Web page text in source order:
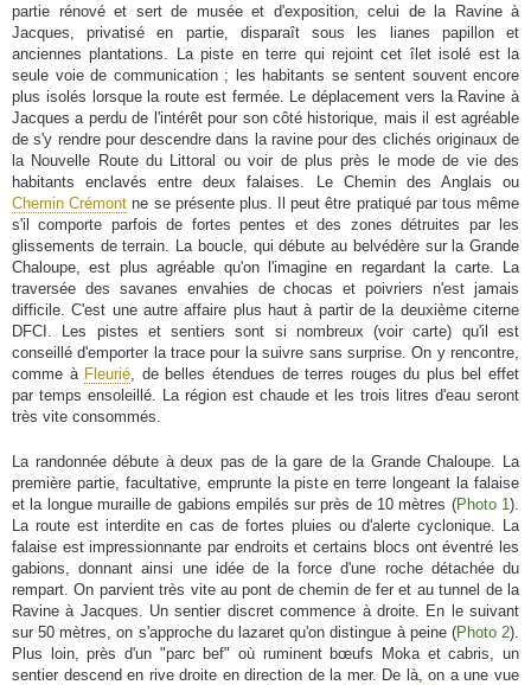
partie rénové et sert de musée et d'exposition, celui de la Ravine à
Jacques, privatisé en partie, disparaît sous les lianes papillon et
anciennes plantations. La piste en terre qui rejoint cet îlet isolé est la
seule voie de communication ; les habitants se sentent souvent encore
plus isolés lorsque la route est fermée. Le déplacement vers la Ravine à
Jacques a perdu de l'intérêt pour son côté historique, mais il est agréable
de s'y rendre pour descendre dans la ravine pour des clichés originaux de
la Nouvelle Route du Littoral ou voir de plus près le mode de vie des
habitants enclavés entre deux falaises. Le Chemin des Anglais ou
Chemin Crémont ne se présente plus. Il peut être pratiqué par tous même
s'il comporte parfois de fortes pentes et des zones détruites par les
glissements de terrain. La boucle, qui débute au belvédère sur la Grande
Chaloupe, est plus agréable qu'on l'imagine en regardant la carte. La
traversée des savanes envahies de chocas et poivriers n'est jamais
difficile. C'est une autre affaire plus haut à partir de la deuxième citerne
DFCI. Les pistes et sentiers sont si nombreux (voir carte) qu'il est
conseillé d'emporter la trace pour la suivre sans surprise. On y rencontre,
comme à Fleurié , de belles étendues de terres rouges du plus bel effet
par temps ensoleillé. La région est chaude et les trois litres d'eau seront
très vite consommés.
La randonnée débute à deux pas de la gare de la Grande Chaloupe. La
première partie, facultative, emprunte la piste en terre longeant la falaise
et la longue muraille de gabions empilés sur près de 10 mètres (Photo 1).
La route est interdite en cas de fortes pluies ou d'alerte cyclonique. La
falaise est impressionnante par endroits et certains blocs ont éventré les
gabions, donnant ainsi une idée de la force d'une roche détachée du
rempart. On parvient très vite au pont de chemin de fer et au tunnel de la
Ravine à Jacques. Un sentier discret commence à droite. En le suivant
sur 50 mètres, on s'approche du lazaret qu'on distingue à peine (Photo 2).
Plus loin, près d'un "parc bef" où ruminent bœufs Moka et cabris, un
sentier descend en rive droite en direction de la mer. De là, on a une vue